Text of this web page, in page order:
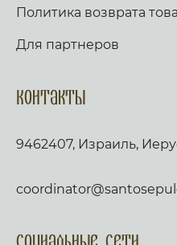
Политика возврата
Для партнеров
Контакты
9462407, Израиль,